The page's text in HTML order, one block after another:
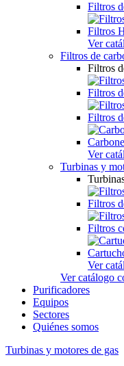
Filtros
Filtros
Ver
Filtros de
Filtros
Filtros
Filtros
Ver
Turbinas y
Filtros
Filtros
Ver
Ver catálogo
Purificadores
Equipos
Sectores
Quiénes somos
Turbinas y motores de gas